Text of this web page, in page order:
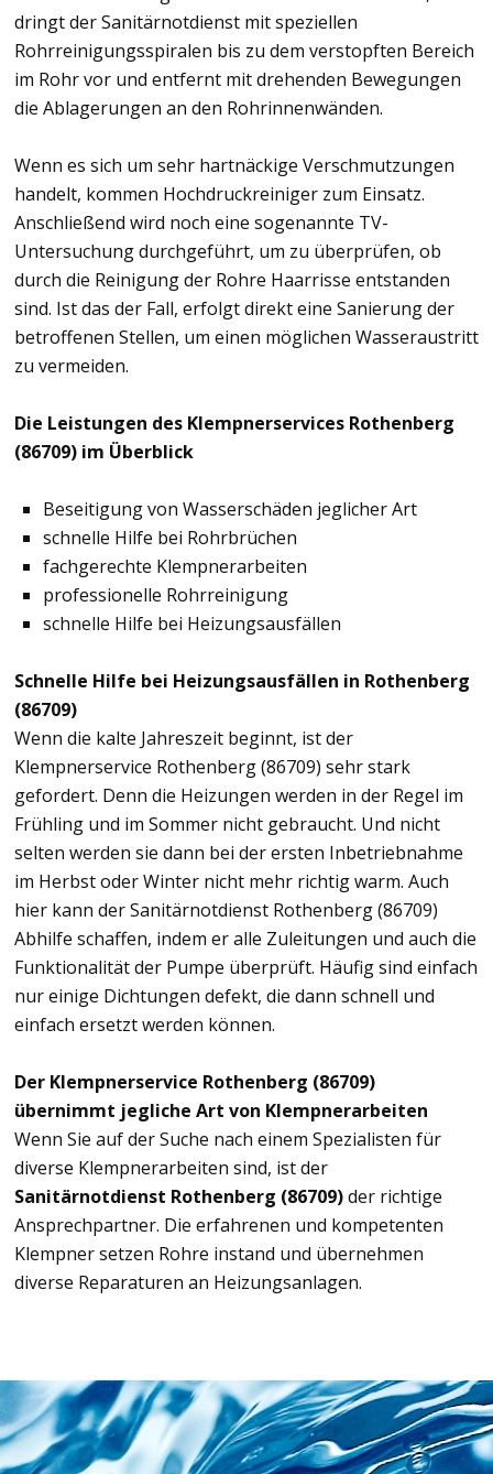
dringt der Sanitärnotdienst mit speziellen
Rohrreinigungsspiralen bis zu dem verstopften Bereich
im Rohr vor und entfernt mit drehenden Bewegungen
die Ablagerungen an den Rohrinnenwänden.
Wenn es sich um sehr hartnäckige Verschmutzungen
handelt, kommen Hochdruckreiniger zum Einsatz.
Anschließend wird noch eine sogenannte TV-
Untersuchung durchgeführt, um zu überprüfen, ob
durch die Reinigung der Rohre Haarrisse entstanden
sind. Ist das der Fall, erfolgt direkt eine Sanierung der
betroffenen Stellen, um einen möglichen Wasseraustritt
zu vermeiden.
Die Leistungen des Klempnerservices Rothenberg
(86709) im Überblick
Beseitigung von Wasserschäden jeglicher Art
schnelle Hilfe bei Rohrbrüchen
fachgerechte Klempnerarbeiten
professionelle Rohrreinigung
schnelle Hilfe bei Heizungsausfällen
Schnelle Hilfe bei Heizungsausfällen in Rothenberg
(86709)
Wenn die kalte Jahreszeit beginnt, ist der
Klempnerservice Rothenberg (86709) sehr stark
gefordert. Denn die Heizungen werden in der Regel im
Frühling und im Sommer nicht gebraucht. Und nicht
selten werden sie dann bei der ersten Inbetriebnahme
im Herbst oder Winter nicht mehr richtig warm. Auch
hier kann der Sanitärnotdienst Rothenberg (86709)
Abhilfe schaffen, indem er alle Zuleitungen und auch die
Funktionalität der Pumpe überprüft. Häufig sind einfach
nur einige Dichtungen defekt, die dann schnell und
einfach ersetzt werden können.
Der Klempnerservice Rothenberg (86709)
übernimmt jegliche Art von Klempnerarbeiten
Wenn Sie auf der Suche nach einem Spezialisten für
diverse Klempnerarbeiten sind, ist der
Sanitärnotdienst Rothenberg (86709)der richtige
Ansprechpartner. Die erfahrenen und kompetenten
Klempner setzen Rohre instand und übernehmen
diverse Reparaturen an Heizungsanlagen.